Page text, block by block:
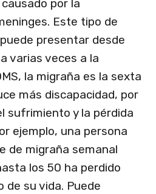
por la
Este tipo de
presentar desde
varias veces a la
la migraña es la sexta
más discapacidad, por
sufrimiento y la pérdida
ejemplo, una persona
de migraña semanal
los 50 ha perdido
de su vida. Puede